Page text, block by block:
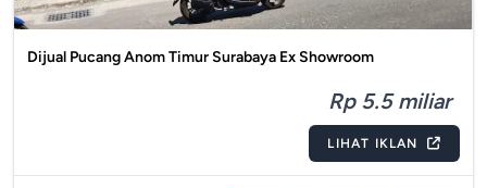
Dijual Pucang Anom Timur Surabaya Ex Showroom
Rp 5.5 miliar
LIHAT IKLAN